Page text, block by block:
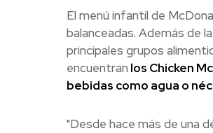
El menú infantil de
balanceadas. Además de
principales grupos
encuentran los Chicken
bebidas como agua o
"Desde hace más de una